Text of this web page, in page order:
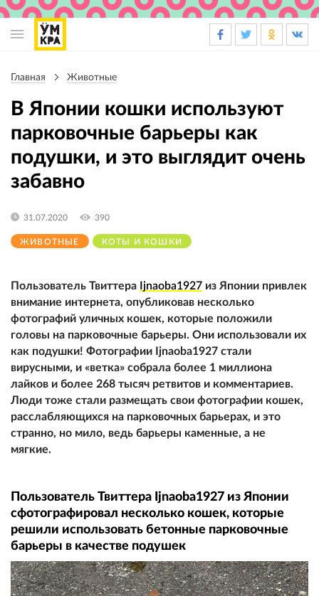
навигация
навигации
Главная Животные
В Японии кошки используют
парковочные барьеры как
подушки, и это выглядит очень
забавно
ЖИВОТНЫЕ КОТЫ И КОШКИ
31.07.2020 390
Пользователь Твиттера Ijnaoba1927 из Японии привлек
внимание интернета, опубликовав несколько
фотографий уличных кошек, которые положили
головы на парковочные барьеры. Они использовали их
как подушки! Фотографии Ijnaoba1927 стали
вирусными, и «ветка» собрала более 1 миллиона
лайков и более 268 тысяч ретвитов и комментариев.
Люди тоже стали размещать свои фотографии кошек,
расслабляющихся на парковочных барьерах, и это
странно, но мило, ведь барьеры каменные, а не
мягкие.
Пользователь Твиттера Ijnaoba1927 из Японии
сфотографировал несколько кошек, которые
решили использовать бетонные парковочные
барьеры в качестве подушек